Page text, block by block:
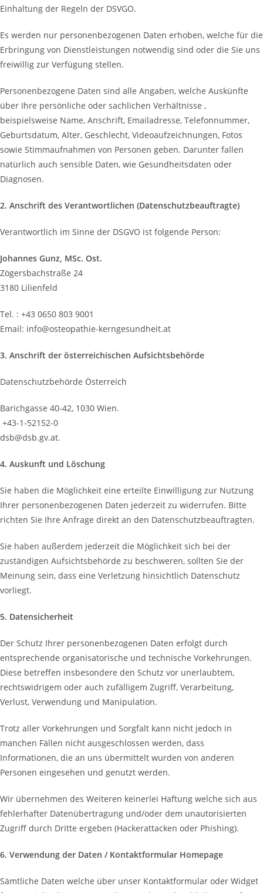
Einhaltung der Regeln der DSVGO.
Es werden nur personenbezogenen Daten erhoben, welche für die
Erbringung von Dienstleistungen notwendig sind oder die Sie uns
freiwillig zur Verfügung stellen.
Personenbezogene Daten sind alle Angaben, welche Auskünfte
über Ihre persönliche oder sachlichen Verhältnisse ,
beispielsweise Name, Anschrift, Emailadresse, Telefonnummer,
Geburtsdatum, Alter, Geschlecht, Videoaufzeichnungen, Fotos
sowie Stimmaufnahmen von Personen geben. Darunter fallen
natürlich auch sensible Daten, wie Gesundheitsdaten oder
Diagnosen.
2. Anschrift des Verantwortlichen (Datenschutzbeauftragte)
Verantwortlich im Sinne der DSGVO ist folgende Person:
Johannes Gunz, MSc. Ost.
Zögersbachstraße 24
3180 Lilienfeld
Tel. : +43 0650 803 9001
Email: info@osteopathie-kerngesundheit.at
3. Anschrift der österreichischen Aufsichtsbehörde
Datenschutzbehörde Österreich
Barichgasse 40-42, 1030 Wien.
+43-1-52152-0
dsb@dsb.gv.at.
4. Auskunft und Löschung
Sie haben die Möglichkeit eine erteilte Einwilligung zur Nutzung
Ihrer personenbezogenen Daten jederzeit zu widerrufen. Bitte
richten Sie Ihre Anfrage direkt an den Datenschutzbeauftragten.
Sie haben außerdem jederzeit die Möglichkeit sich bei der
zuständigen Aufsichtsbehörde zu beschweren, sollten Sie der
Meinung sein, dass eine Verletzung hinsichtlich Datenschutz
vorliegt.
5. Datensicherheit
Der Schutz Ihrer personenbezogenen Daten erfolgt durch
entsprechende organisatorische und technische Vorkehrungen.
Diese betreffen insbesondere den Schutz vor unerlaubtem,
rechtswidrigem oder auch zufälligem Zugriff, Verarbeitung,
Verlust, Verwendung und Manipulation.
Trotz aller Vorkehrungen und Sorgfalt kann nicht jedoch in
manchen Fällen nicht ausgeschlossen werden, dass
Informationen, die an uns übermittelt wurden von anderen
Personen eingesehen und genutzt werden.
Wir übernehmen des Weiteren keinerlei Haftung welche sich aus
fehlerhafter Datenübertragung und/oder dem unautorisierten
Zugriff durch Dritte ergeben (Hackerattacken oder Phishing).
6. Verwendung der Daten / Kontaktformular Homepage
Sämtliche Daten welche über unser Kontaktformular oder Widget